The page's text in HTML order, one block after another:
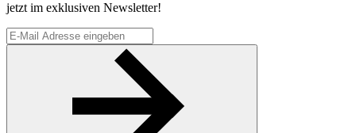
jetzt im exklusiven Newsletter!